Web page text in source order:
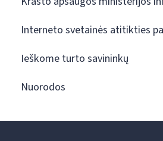
Interneto svetainės atitikties
Ieškome turto savininkų
Nuorodos